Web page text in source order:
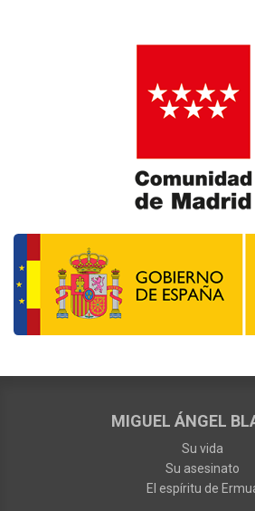
MIGUEL ÁNGEL
Su vida
Su asesinato
El espíritu de